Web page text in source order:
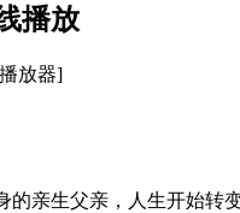
播放
放器]
的亲生父亲，人生开始转